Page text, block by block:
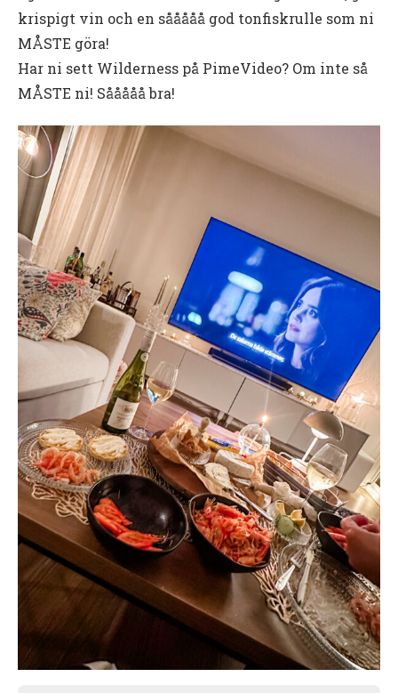
krispigt vin och en sååååå god tonfiskrulle som ni
MÅSTE göra!
Har ni sett Wilderness på PimeVideo? Om inte så
MÅSTE ni! Sååååå bra!